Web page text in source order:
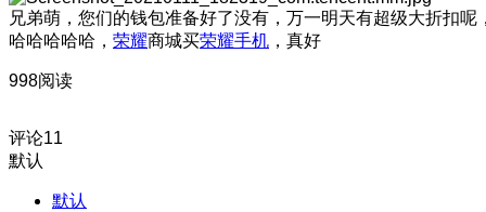
兄弟萌，您们的钱包准备好了没有，万一明天有超级大折扣呢
哈哈哈哈哈， 荣耀商城买荣耀手机 ，真好
998阅读
评论11
默认
默认